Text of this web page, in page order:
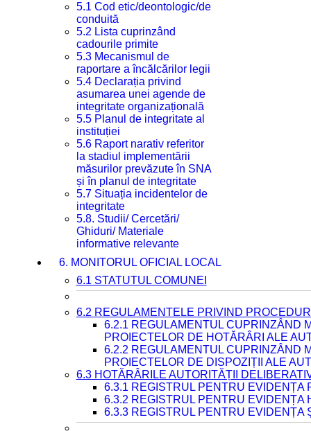
5.1 Cod etic/deontologic/de
conduită
5.2 Lista cuprinzând
cadourile primite
5.3 Mecanismul de
raportare a încălcărilor legii
5.4 Declarația privind
asumarea unei agende de
integritate organizațională
5.5 Planul de integritate al
instituției
5.6 Raport narativ referitor
la stadiul implementării
măsurilor prevăzute în SNA
și în planul de integritate
5.7 Situația incidentelor de
integritate
5.8. Studii/ Cercetări/
Ghiduri/ Materiale
informative relevante
6. MONITORUL OFICIAL LOCAL
6.1 STATUTUL COMUNEI
6.2 REGULAMENTELE PRIVIND
6.2.1 REGULAMENTUL CUPRINZÂND
PROIECTELOR DE HOTĂRÂRI ALE
6.2.2 REGULAMENTUL CUPRINZÂND
PROIECTELOR DE DISPOZIȚII ALE
6.3 HOTĂRÂRILE AUTORITĂȚII
6.3.1 REGISTRUL PENTRU EVIDENȚA
6.3.2 REGISTRUL PENTRU EVIDENȚA
6.3.3 REGISTRUL PENTRU EVIDENȚA